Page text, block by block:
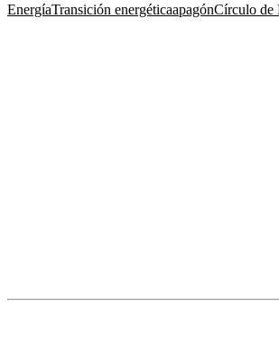
EnergíaTransición energéticaapagónCírculo de